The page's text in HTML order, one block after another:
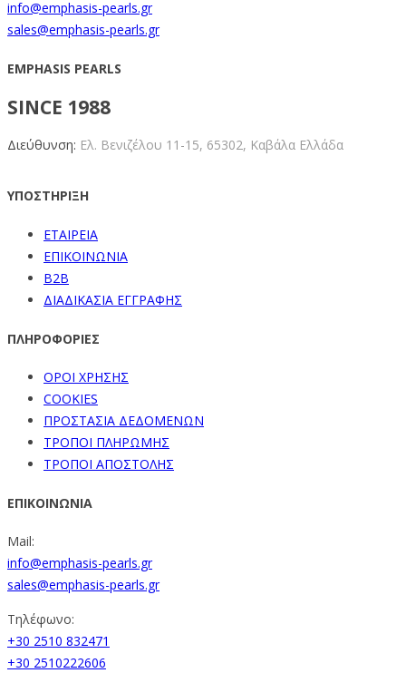
info@emphasis-pearls.gr
sales@emphasis-pearls.gr
EMPHASIS PEARLS
SINCE 1988
Διεύθυνση: Ελ. Βενιζέλου 11-15, 65302, Καβάλα Ελλάδα
ΥΠΟΣΤΗΡΙΞΗ
ΕΤΑΙΡΕΙΑ
ΕΠΙΚΟΙΝΩΝΙΑ
B2B
ΔΙΑΔΙΚΑΣΙΑ ΕΓΓΡΑΦΗΣ
ΠΛΗΡΟΦΟΡΙΕΣ
ΟΡΟΙ ΧΡΗΣΗΣ
COOKIES
ΠΡΟΣΤΑΣΙΑ ΔΕΔΟΜΕΝΩΝ
ΤΡΟΠΟΙ ΠΛΗΡΩΜΗΣ
ΤΡΟΠΟΙ ΑΠΟΣΤΟΛΗΣ
ΕΠΙΚΟΙΝΩΝΙΑ
Mail:
info@emphasis-pearls.gr
sales@emphasis-pearls.gr
Τηλέφωνο:
+30 2510 832471
+30 2510222606